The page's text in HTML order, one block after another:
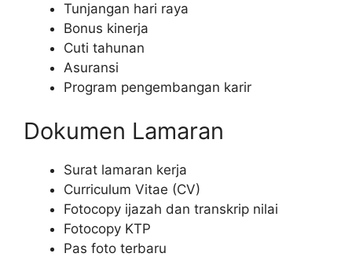
Tunjangan hari raya
Bonus kinerja
Cuti tahunan
Asuransi
Program pengembangan karir
Dokumen Lamaran
Surat lamaran kerja
Curriculum Vitae (CV)
Fotocopy ijazah dan transkrip nilai
Fotocopy KTP
Pas foto terbaru